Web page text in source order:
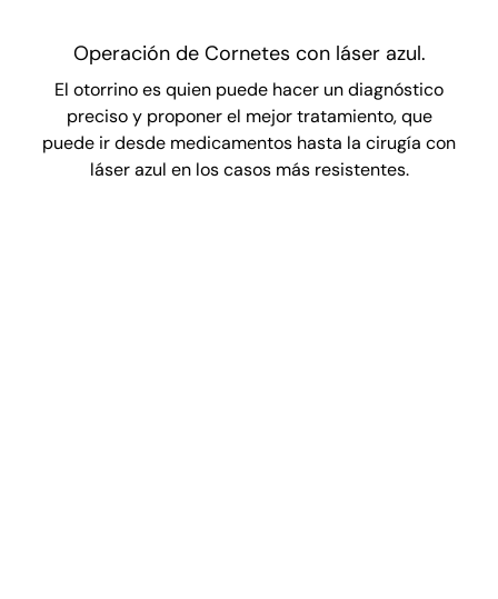
Operación de Cornetes con láser azul.
El otorrino es quien puede hacer un diagnóstico
preciso y proponer el mejor tratamiento, que
puede ir desde medicamentos hasta la cirugía con
láser azul en los casos más resistentes.